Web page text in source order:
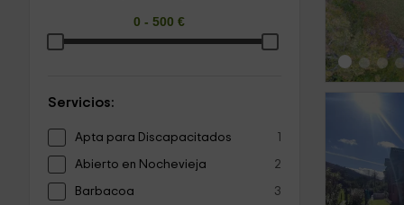
Servicios:
Apta para Discapacitados 1
Abierto en Nochevieja 2
Barbacoa 3